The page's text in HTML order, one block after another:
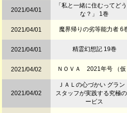
2021/04/01
「私と一緒に住むってど
な？」 1巻
2021/04/01 魔界帰りの劣等能力者 6
2021/04/01 精霊幻想記 19巻
2021/04/02 ＮＯＶＡ 2021年号 （仮
2021/04/02
ＪＡＬの心づかい グラン
スタッフが実践する究極
ービス